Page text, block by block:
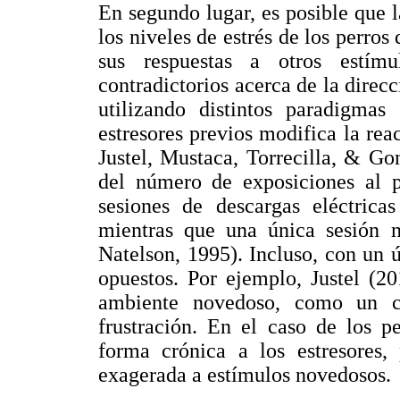
En segundo lugar, es posible
los niveles de estrés de los
sus respuestas a otros
contradictorios acerca de la
utilizando distintos
estresores previos modifica la
Justel, Mustaca, Torrecilla, &
del número de exposiciones al
sesiones de descargas
mientras que una única
Natelson, 1995). Incluso, con un
opuestos. Por ejemplo, Justel
ambiente novedoso, como un
frustración. En el caso de los
forma crónica a los
exagerada a estímulos novedosos.